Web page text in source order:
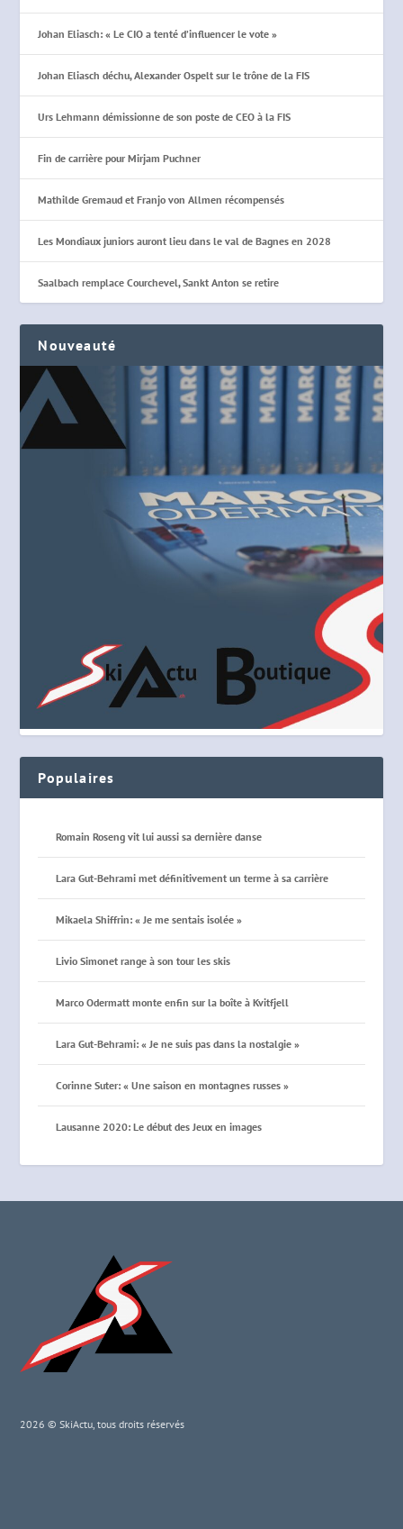
Johan Eliasch: « Le CIO a tenté d’influencer le vote »
Johan Eliasch déchu, Alexander Ospelt sur le trône de la FIS
Urs Lehmann démissionne de son poste de CEO à la FIS
Fin de carrière pour Mirjam Puchner
Mathilde Gremaud et Franjo von Allmen récompensés
Les Mondiaux juniors auront lieu dans le val de Bagnes en 2028
Saalbach remplace Courchevel, Sankt Anton se retire
Nouveauté
Populaires
Romain Roseng vit lui aussi sa dernière danse
Lara Gut-Behrami met définitivement un terme à sa carrière
Mikaela Shiffrin: « Je me sentais isolée »
Livio Simonet range à son tour les skis
Marco Odermatt monte enfin sur la boîte à Kvitfjell
Lara Gut-Behrami: « Je ne suis pas dans la nostalgie »
Corinne Suter: « Une saison en montagnes russes »
Lausanne 2020: Le début des Jeux en images
2026 © SkiActu, tous droits réservés